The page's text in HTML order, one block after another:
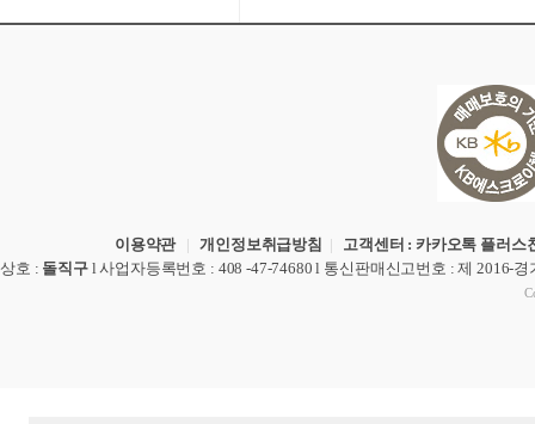
이용약관 |개인정보취급방침 | 고객센터 : 카카오톡 플러스
상호 : 돌직구 l사업자등록번호 : 408 -47-74680 l 통신판매신고번호 : 제 2016-